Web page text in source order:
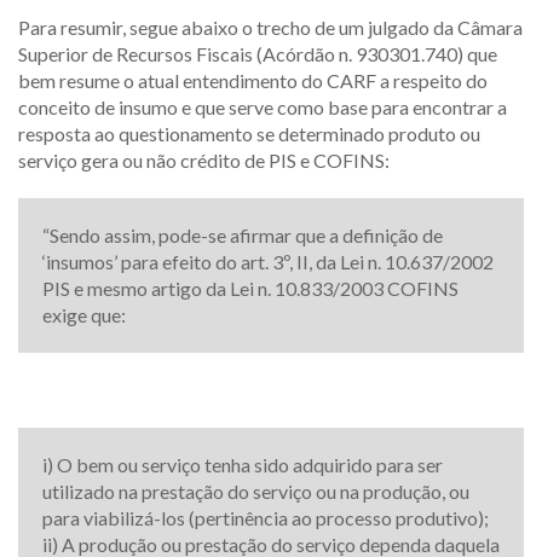
Para resumir, segue abaixo o trecho de um julgado da Câmara
Superior de Recursos Fiscais (Acórdão n. 930301.740) que
bem resume o atual entendimento do CARF a respeito do
conceito de insumo e que serve como base para encontrar a
resposta ao questionamento se determinado produto ou
serviço gera ou não crédito de PIS e COFINS:
“Sendo assim, pode-se afirmar que a definição de
‘insumos’ para efeito do art. 3º, II, da Lei n. 10.637/2002
PIS e mesmo artigo da Lei n. 10.833/2003 COFINS
exige que:
i) O bem ou serviço tenha sido adquirido para ser
utilizado na prestação do serviço ou na produção, ou
para viabilizá-los (pertinência ao processo produtivo);
ii) A produção ou prestação do serviço dependa daquela